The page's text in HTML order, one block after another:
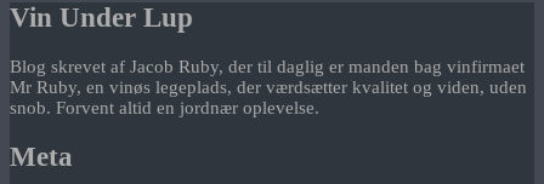
Vin Under Lup
Blog skrevet af Jacob Ruby, der til daglig er manden bag vinfirmaet
Mr Ruby, en vinøs legeplads, der værdsætter kvalitet og viden, uden
snob. Forvent altid en jordnær oplevelse.
Meta